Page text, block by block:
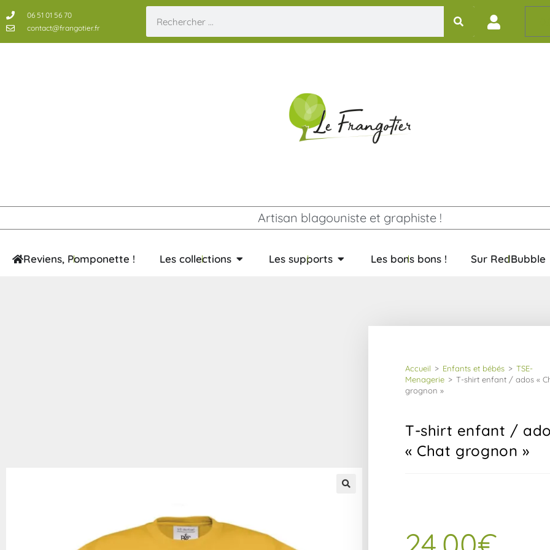
06 51 01 56 70
contact@frangotier.fr
Artisan blagouniste et graphiste !
Reviens, Pomponette ! Les collections Les supports Les bons bons ! Sur RedBubble
Accueil > Enfants et bébés > TSE-
Menagerie > T-shirt enfant / ados «
grognon »
T-shirt enfant /
« Chat grognon »